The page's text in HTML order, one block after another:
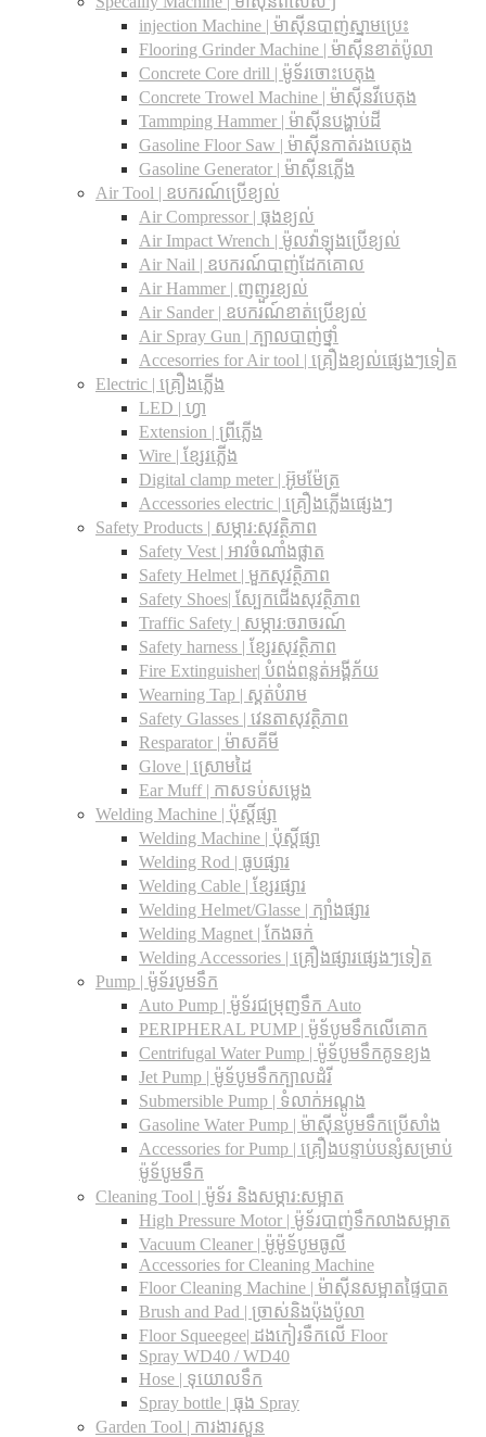
injection Machine | ម៉ាស៊ីនបាញ់ស្នាមប្រេះ
Flooring Grinder Machine | ម៉ាស៊ីនខាត់ប៉ូលា
Concrete Core drill | ម៉ូទ័រចោះបេតុង
Concrete Trowel Machine | ម៉ាស៊ីនវីបេតុង
Tammping Hammer | ម៉ាស៊ីនបង្ហាប់ដី
Gasoline Floor Saw | ម៉ាស៊ីនកាត់រងបេតុង
Gasoline Generator | ម៉ាស៊ីនភ្លើង
Air Tool | ឧបករណ៍ប្រើខ្យល់
Air Compressor | ធុងខ្យល់
Air Impact Wrench | ម៉ូលវ៉ាឡុងប្រើខ្យល់
Air Nail | ឧបករណ៍បាញ់ដែកគោល
Air Hammer | ញញួរខ្យល់
Air Sander | ឧបករណ៍ខាត់ប្រើខ្យល់
Air Spray Gun | ក្បាលបាញ់ថ្នាំ
Accesorries for Air tool | គ្រឿងខ្យល់ផ្សេងៗទៀត
Electric | គ្រឿងភ្លើង
LED | ហ្វា
Extension | ព្រីភ្លើង
Wire | ខ្សែរភ្លើង
Digital clamp meter | អ៊ូមម៉ែត្រ
Accessories electric | គ្រឿងភ្លើងផ្សេងៗ
Safety Products | សម្ភារ:សុវត្ថិភាព
Safety Vest | អាវចំណាំងផ្លាត
Safety Helmet | មួកសុវត្ថិភាព
Safety Shoes| ស្បែកជើងសុវត្ថិភាព
Traffic Safety​ | សម្ភារ:ចរាចរណ៍
Safety harness | ខ្សែរសុវត្ថិភាព
Fire Extinguisher| បំពង់ពន្លត់អង្គីភ័យ
Wearning Tap | ស្គត់បំរាម
Safety Glasses | វេនតាសុវត្ថិភាព
Resparator | ម៉ាសគីមី
Glove | ស្រោមដៃ
Ear Muff | កាសទប់សម្លេង
Welding Machine | ប៉ុស្តិ៍ផ្សា
Welding Machine | ប៉ុស្តិ៍ផ្សា
Welding Rod | ធូបផ្សារ
Welding Cable | ខ្សែរផ្សារ
Welding Helmet/Glasse | ក្បាំងផ្សារ
Welding Magnet | កែងឆក់
Welding Accessories | គ្រឿងផ្សារផ្សេងៗទៀត
Pump | ម៉ូទ័របូមទឹក
Auto Pump | ម៉ូទ័រជម្រុញទឹក Auto
PERIPHERAL PUMP | ម៉ូទ័បូមទឹកលើគោក
Centrifugal Water Pump | ម៉ូទ័បូមទឹកគូទខ្យង
Jet Pump | ម៉ូទ័បូមទឹកក្បាលដំរី
Submersible Pump | ទំលាក់អណ្តូង
Gasoline Water Pump | ម៉ាស៊ីនបូមទឹកប្រើសាំង
Accessories for Pump | គ្រឿងបន្ទាប់បន្សំសម្រាប់
ម៉ូទ័បូមទឹក
Cleaning Tool | ម៉ូទ័រ និងសម្ភារ:សម្អាត
High Pressure Motor | ម៉ូទ័របាញ់ទឹកលាងសម្អាត
Vacuum Cleaner | ម៉ូម៉ូទ័បូមធូលី
Accessories for Cleaning Machine
Floor Cleaning Machine | ម៉ាស៊ីនសម្អាតផ្ទៃបាត
Brush and Pad | ច្រាស់និងប៉ុងប៉ូលា
Floor Squeegee| ដងកៀរទឺកលើ Floor
Spray WD40 / WD40
Hose | ទុយោលទឹក
Spray bottle | ធុង Spray
Garden Tool | ការងារសួន